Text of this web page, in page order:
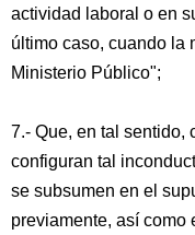
actividad laboral o en
último caso, cuando la
Ministerio Público";
7.- Que, en tal sentido,
configuran tal
se subsumen en el
previamente, así como